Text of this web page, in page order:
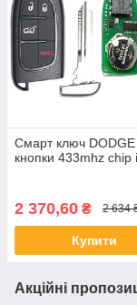
Смарт ключ DODGE
кнопки 433mhz chip
2 370,60 ₴ 2 634
Купити
Акційні